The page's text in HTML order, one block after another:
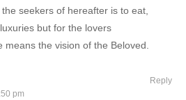
seekers of hereafter is to eat,
but for the lovers
means the vision of the Beloved.
pm
Reply